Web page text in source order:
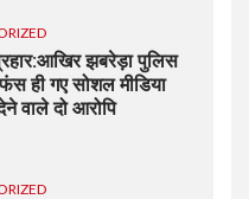
झबरेड़ा पुलिस
ही गए सोशल मीडिया
वाले दो आरोपि